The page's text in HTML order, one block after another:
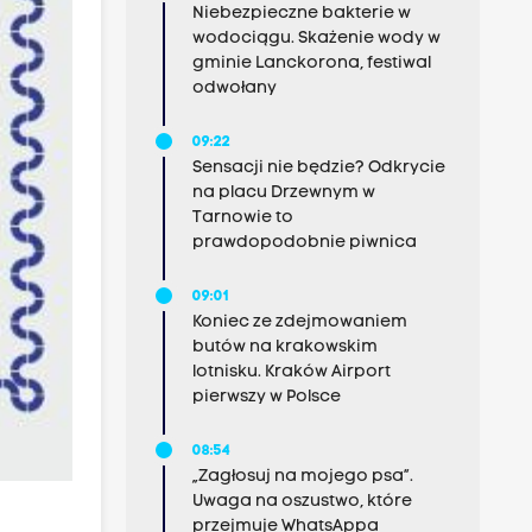
Niebezpieczne bakterie w
wodociągu. Skażenie wody w
gminie Lanckorona, festiwal
odwołany
09:22
Sensacji nie będzie? Odkrycie
na placu Drzewnym w
Tarnowie to
prawdopodobnie piwnica
09:01
Koniec ze zdejmowaniem
butów na krakowskim
lotnisku. Kraków Airport
pierwszy w Polsce
08:54
„Zagłosuj na mojego psa”.
Uwaga na oszustwo, które
przejmuje WhatsAppa